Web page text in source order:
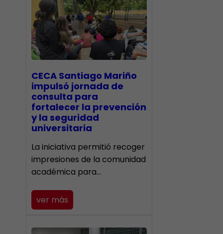
CECA Santiago Mariño
impulsó jornada de
consulta para
fortalecer la prevención
y la seguridad
universitaria
La iniciativa permitió recoger
impresiones de la comunidad
académica para…
ver más